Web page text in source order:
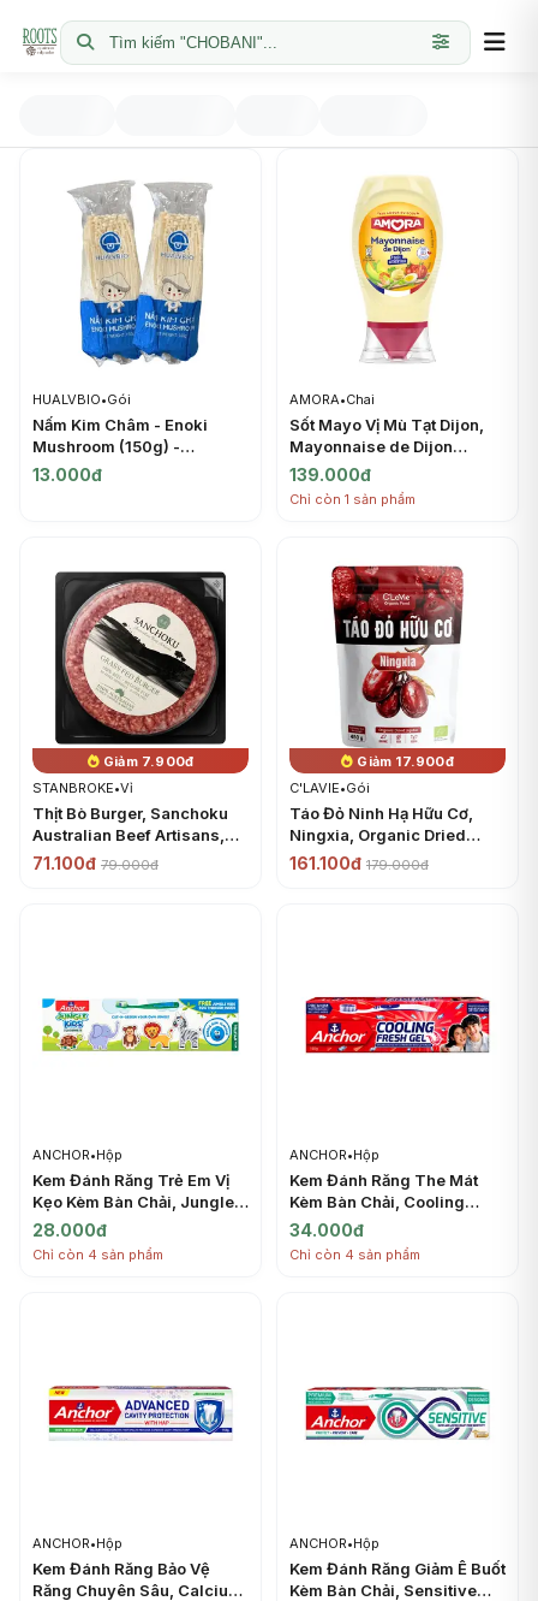
Tìm kiếm "CHOBANI"...
HUALVBIO•Gói
Nấm Kim Châm - Enoki
Mushroom (150g) -
HUALVBIO
13.000đ
AMORA•Chai
Sốt Mayo Vị Mù Tạt Dijon,
Mayonnaise de Dijon
(235g) - AMORA
139.000đ
Chỉ còn 1 sản phẩm
Giảm 7.900đ
STANBROKE•Vỉ
Thịt Bò Burger, Sanchoku
Australian Beef Artisans,
Grass Fed Burger (150g) -
71.100đ 79.000đ
Giảm 17.900đ
C'LAVIE•Gói
Táo Đỏ Ninh Hạ Hữu Cơ,
Ningxia, Organic Dried
Jujube (450g) - C'LAVIE
161.100đ 179.000đ
ANCHOR•Hộp
Kem Đánh Răng Trẻ Em Vị
Kẹo Kèm Bàn Chải, Jungle
Kids Toothpaste, Bubble
Gum Flavor, Toothbrush
Included (50g) - ANCHOR
28.000đ
Chỉ còn 4 sản phẩm
ANCHOR•Hộp
Kem Đánh Răng The Mát
Kèm Bàn Chải, Cooling
Fresh Gel Toothpaste,
Toothbrush Included (150g)
34.000đ
Chỉ còn 4 sản phẩm
ANCHOR•Hộp
Kem Đánh Răng Bảo Vệ
Răng Chuyên Sâu, Calcium
ANCHOR•Hộp
Kem Đánh Răng Giảm Ê Buốt
Kèm Bàn Chải, Sensitive